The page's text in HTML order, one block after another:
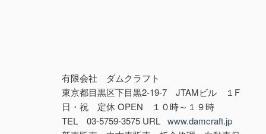
有限会社 ダムクラフト
東京都目黒区下目黒2-19-7 JTAMビル １F
日・祝 定休 OPEN １０時～１９時
TEL 03-5759-3575 URL www.damcraft.jp